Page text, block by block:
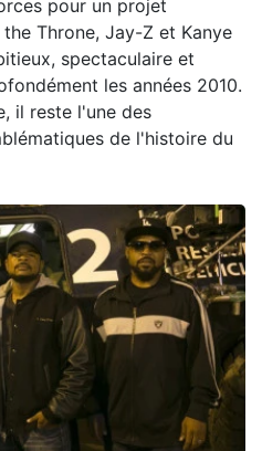
pour un projet
Throne, Jay-Z et Kanye
spectaculaire et
les années 2010.
il reste l'une des
de l'histoire du